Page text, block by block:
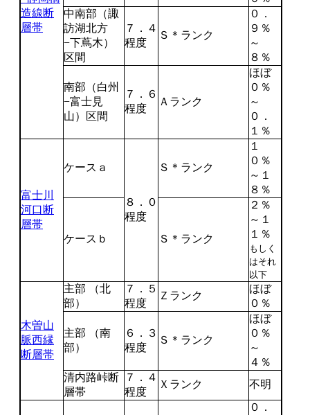
造線断
層帯
中南部（諏
訪湖北方
−下蔦木）
区間
７．４
程度
Ｓ＊ランク
０．
９％
～
８％
南部（白州
−富士見
山）区間
７．６
程度
Ａランク
ほぼ
０％
～
０．
１％
富士川
河口断
層帯
ケースａ
８．０
程度
Ｓ＊ランク
１
０％
～１
８％
ケースｂ Ｓ＊ランク
２％
～１
１％
もしく
はそれ
以下
木曽山
脈西縁
断層帯
主部 （北
部）
７．５
程度
Ｚランク
ほぼ
０％
主部 （南
部）
６．３
程度
Ｓ＊ランク
ほぼ
０％
～
４％
清内路峠断
層帯
７．４
程度
Ｘランク 不明
０．